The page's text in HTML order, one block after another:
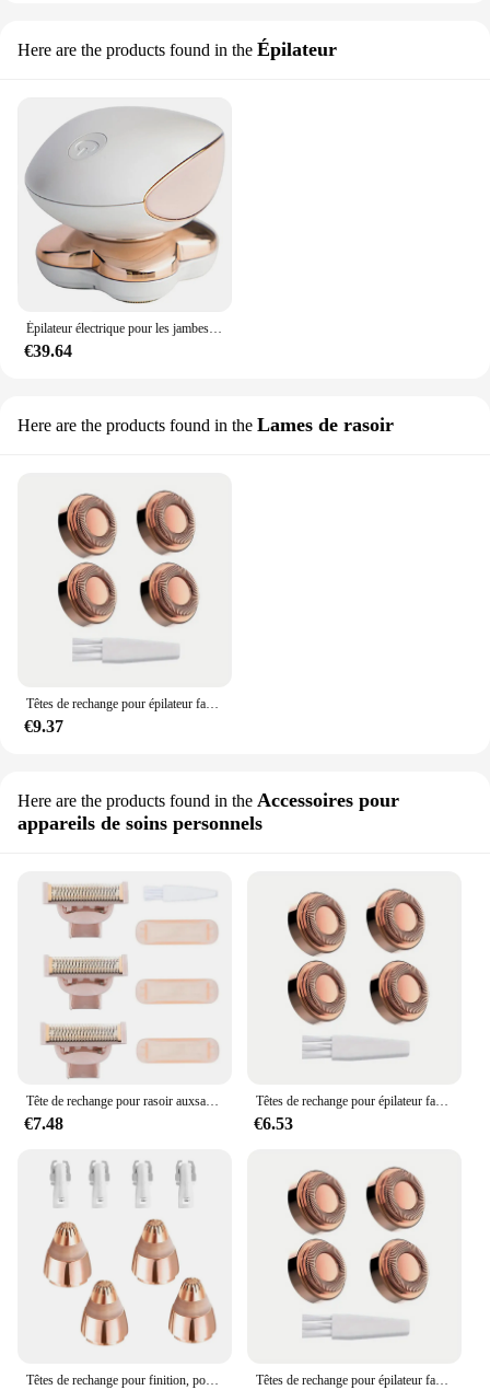
Here are the products found in the Épilateur
€39.64
Here are the products found in the Lames de rasoir
€9.37
Here are the products found in the Accessoires pour
appareils de soins personnels
Tête de rechange pour rasoir auxsans défaut pour femme, tête de rechange pour corps plaqué or rose, finition au toucher
€7.48
Têtes de rechange pour épilateur facial sans défaut, indolore et efficace, finition tactile, 4 pièces
€6.53
Têtes de rechange pour finition, pour épiler les sourcils et le visage, sans défaut, couleur or Rose, lot de 4 Têtes de rechange pour épilateur facial sans défaut, indolore et efficace, finition tactile, 4 pièces